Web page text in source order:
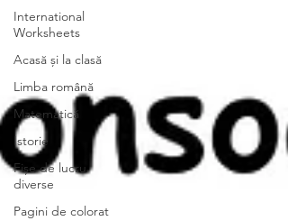
International
Worksheets
Acasă și la clasă
Limba română
Matematică
Istorie
Fișe de lucru
diverse
Pagini de colorat